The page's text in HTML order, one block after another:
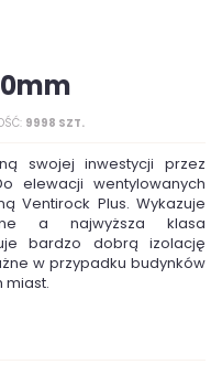
9998 SZT.
swojej inwestycji przez
elewacji wentylowanych
Ventirock Plus. Wykazuje
a najwyższa klasa
bardzo dobrą izolację
w przypadku budynków
miast.